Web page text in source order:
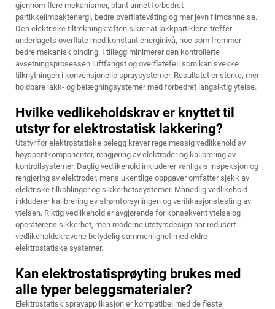
gjennom flere mekanismer, blant annet forbedret
partikkelimpaktenergi, bedre overflatevåting og mer jevn filmdannelse.
Den elektriske tiltrekningkraften sikrer at lakkpartiklene treffer
underlagets overflate med konstant energinivå, noe som fremmer
bedre mekanisk binding. I tillegg minimerer den kontrollerte
avsetningsprosessen luftfangst og overflatefeil som kan svekke
tilknytningen i konvensjonelle spraysystemer. Resultatet er sterke, mer
holdbare lakk- og belægningsystemer med forbedret langsiktig ytelse.
Hvilke vedlikeholdskrav er knyttet til
utstyr for elektrostatisk lakkering?
Utstyr for elektrostatiske belegg krever regelmessig vedlikehold av
høyspentkomponenter, rengjøring av elektroder og kalibrering av
kontrollsystemer. Daglig vedlikehold inkluderer vanligvis inspeksjon og
rengjøring av elektroder, mens ukentlige oppgaver omfatter sjekk av
elektriske tilkoblinger og sikkerhetssystemer. Månedlig vedlikehold
inkluderer kalibrering av strømforsyningen og verifikasjonstesting av
ytelsen. Riktig vedlikehold er avgjørende for konsekvent ytelse og
operatørens sikkerhet, men moderne utstyrsdesign har redusert
vedlikeholdskravene betydelig sammenlignet med eldre
elektrostatiske systemer.
Kan elektrostatisprøyting brukes med
alle typer beleggsmaterialer?
Elektrostatisk sprayapplikasjon er kompatibel med de fleste